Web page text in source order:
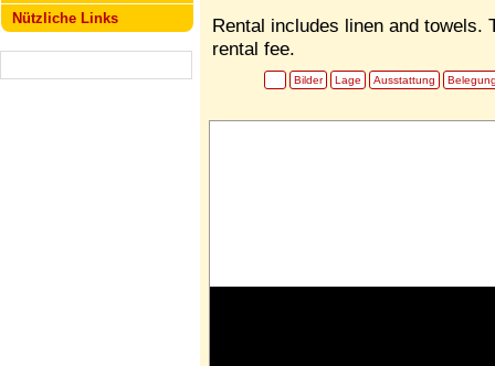
Nützliche Links
Rental includes linen and towels.
rental fee.
Bilder Lage Ausstattung